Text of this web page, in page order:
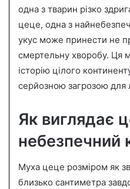
e
одна з тварин різко
цеце, одна з
укус може принести не
смертельну хворобу. Ця
історію цілого
серйозною загрозою для
Як виглядає
небезпечний
Муха цеце розміром як
близько сантиметра